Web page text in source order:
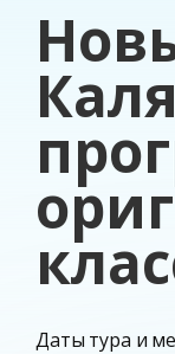
Даты тура и